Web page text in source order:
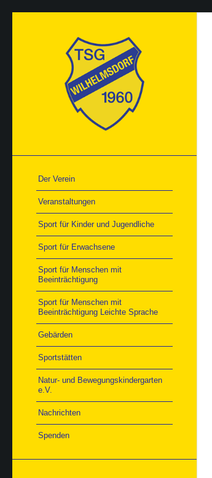
Der Verein
Veranstaltungen
Sport für Kinder und Jugendliche
Sport für Erwachsene
Sport für Menschen mit
Beeinträchtigung
Sport für Menschen mit
Beeinträchtigung Leichte Sprache
Gebärden
Sportstätten
Natur- und Bewegungskindergarten
e.V.
Nachrichten
Spenden